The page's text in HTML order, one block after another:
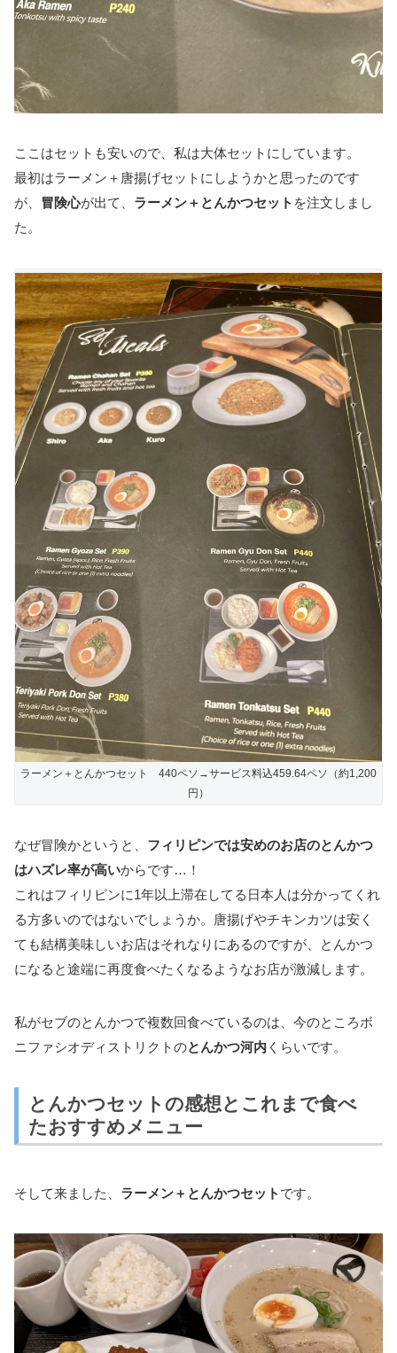
ここはセットも安いので、私は大体セットにしています。
最初はラーメン＋唐揚げセットにしようかと思ったのです
が、
冒険心が出て、 ラーメン＋とんかつセット を注文しまし
た。
ラーメン＋とんかつセット 440ペソ→サービス料込459.64ペソ（約1,200
円）
なぜ冒険かというと、 フィリピンでは安めのお店のとんかつ
はハズレ率が高いからです…！
これはフィリピンに1年以上滞在してる日本人は分かってくれ
る方多いのではないでしょうか。唐揚げやチキンカツは安く
ても結構美味しいお店はそれなりにあるのですが、とんかつ
になると途端に再度食べたくなるようなお店が激減します。
私がセブのとんかつで複数回食べているのは、今のところボ
ニファシオディストリクトのとんかつ河内 くらいです。
とんかつセットの感想とこれまで食べ
たおすすめメニュー
そして来ました、 ラーメン＋とんかつセット です。